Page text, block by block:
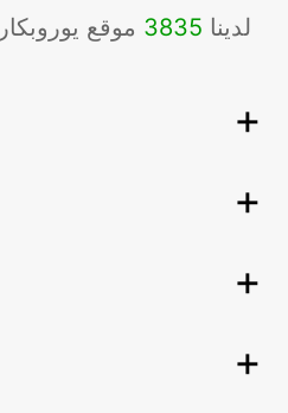
لدينا 3835 موقع